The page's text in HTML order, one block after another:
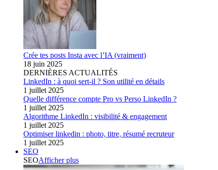
Crée tes posts Insta avec l’IA (vraiment)
18 juin 2025
DERNIÈRES ACTUALITÉS
LinkedIn : à quoi sert-il ? Son utilité en détails
1 juillet 2025
Quelle différence compte Pro vs Perso LinkedIn ?
1 juillet 2025
Algorithme LinkedIn : visibilité & engagement
1 juillet 2025
Optimiser linkedin : photo, titre, résumé recruteur
1 juillet 2025
SEO
SEOAfficher plus